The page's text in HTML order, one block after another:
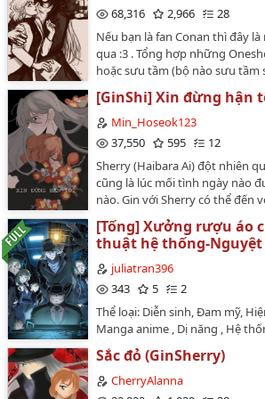
thường dễ nản, nếu thấy mình
không bỏ.…
68,316
2,966
28
Nếu bạn là fan Conan thì đây
qua :3 . Tổng hợp những
hoặc sưu tầm (bộ nào sưu tầm
[GinShi] Xin đừng hận
Min_Hoseok123
37,550
595
12
Sherry (Haibara Ai) đột nhiên
cũng là lúc mối tình ngày nào
nào. Gin với Sherry có thể đến
Sherry có tha thứ mọi lỗi lầm
Truyện đầu tay nên còn nhiều
từ đọc giả.- Nhân vật sẽ bị OOC
nhắc nhé!- Vì truyện viết từ lúc
viết nên mình quyết định sẽ sửa
thấy truyện tào lao thì nhẹ
[Tống] Xưởng rượu áo
thuật hệ thống-Nguyệt
juliatran396
343
5
2
Thể loại: Diễn sinh, Đam mỹ,
Manga anime , Dị năng , Hệ
Stray Dogs , Conan , Jujutsu
lưuKanazuki Kagami sau khi
Yokohama, trói định xưởng
Sắc đỏ (GinSherry)
CherryAlanna